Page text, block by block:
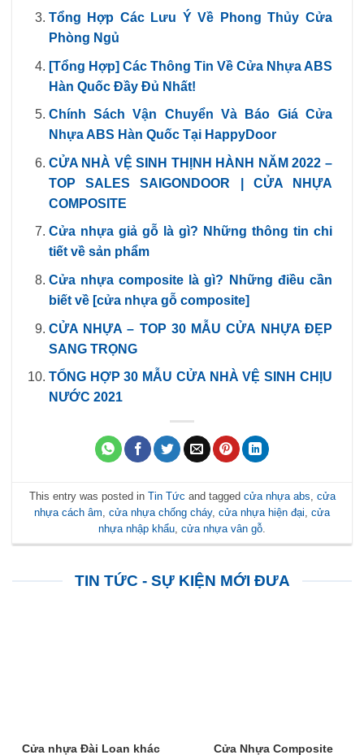
Tổng Hợp Các Lưu Ý Về Phong Thủy Cửa
Phòng Ngủ
[Tổng Hợp] Các Thông Tin Về Cửa Nhựa ABS
Hàn Quốc Đầy Đủ Nhất!
Chính Sách Vận Chuyển Và Báo Giá Cửa
Nhựa ABS Hàn Quốc Tại HappyDoor
CỬA NHÀ VỆ SINH THỊNH HÀNH NĂM 2022 –
TOP SALES SAIGONDOOR | CỬA NHỰA
COMPOSITE
Cửa nhựa giả gỗ là gì? Những thông tin chi
tiết về sản phẩm
Cửa nhựa composite là gì? Những điều cần
biết về [cửa nhựa gỗ composite]
CỬA NHỰA – TOP 30 MẪU CỬA NHỰA ĐẸP
SANG TRỌNG
TỔNG HỢP 30 MẪU CỬA NHÀ VỆ SINH CHỊU
NƯỚC 2021
This entry was posted in Tin Tức and tagged cửa nhựa abs cửa
nhựa cách âm cửa nhựa chống cháy, cửa nhựa hiện đại cửa
nhựa nhập khẩu cửa nhựa vân gỗ
TIN TỨC - SỰ KIỆN MỚI ĐƯA
Cửa nhựa Đài Loan khác Cửa Nhựa Composite